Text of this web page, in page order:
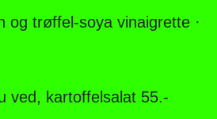
og trøffel-soya vinaigrette ·
ved, kartoffelsalat 55.-